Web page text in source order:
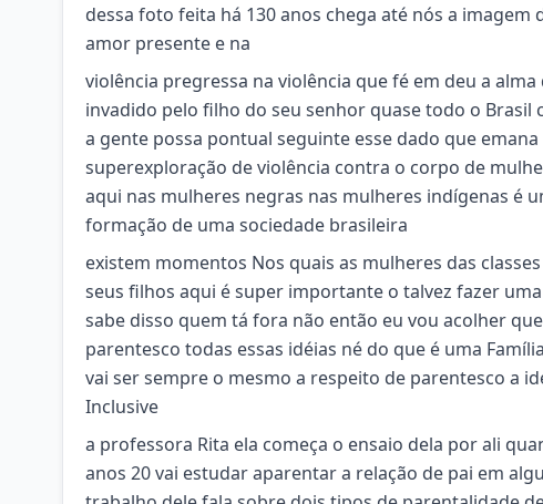
dessa foto feita há 130 anos chega até nós a
amor presente e na
violência pregressa na violência que fé em deu a
invadido pelo filho do seu senhor quase todo o
a gente possa pontual seguinte esse dado que
superexploração de violência contra o corpo de
aqui nas mulheres negras nas mulheres indígenas é
formação de uma sociedade brasileira
existem momentos Nos quais as mulheres das
seus filhos aqui é super importante o talvez fazer
sabe disso quem tá fora não então eu vou acolher
parentesco todas essas idéias né do que é uma
vai ser sempre o mesmo a respeito de parentesco a
Inclusive
a professora Rita ela começa o ensaio dela por ali
anos 20 vai estudar aparentar a relação de pai em